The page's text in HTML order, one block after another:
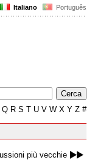
Italiano Português
Q R S T U V W X Y Z #
più vecchie